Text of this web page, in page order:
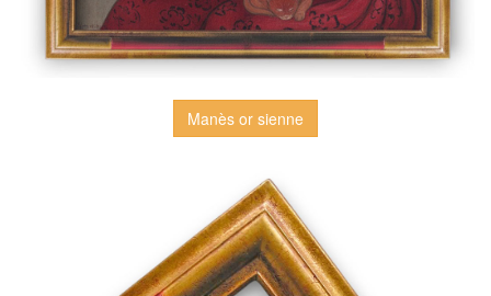
Manès or sienne